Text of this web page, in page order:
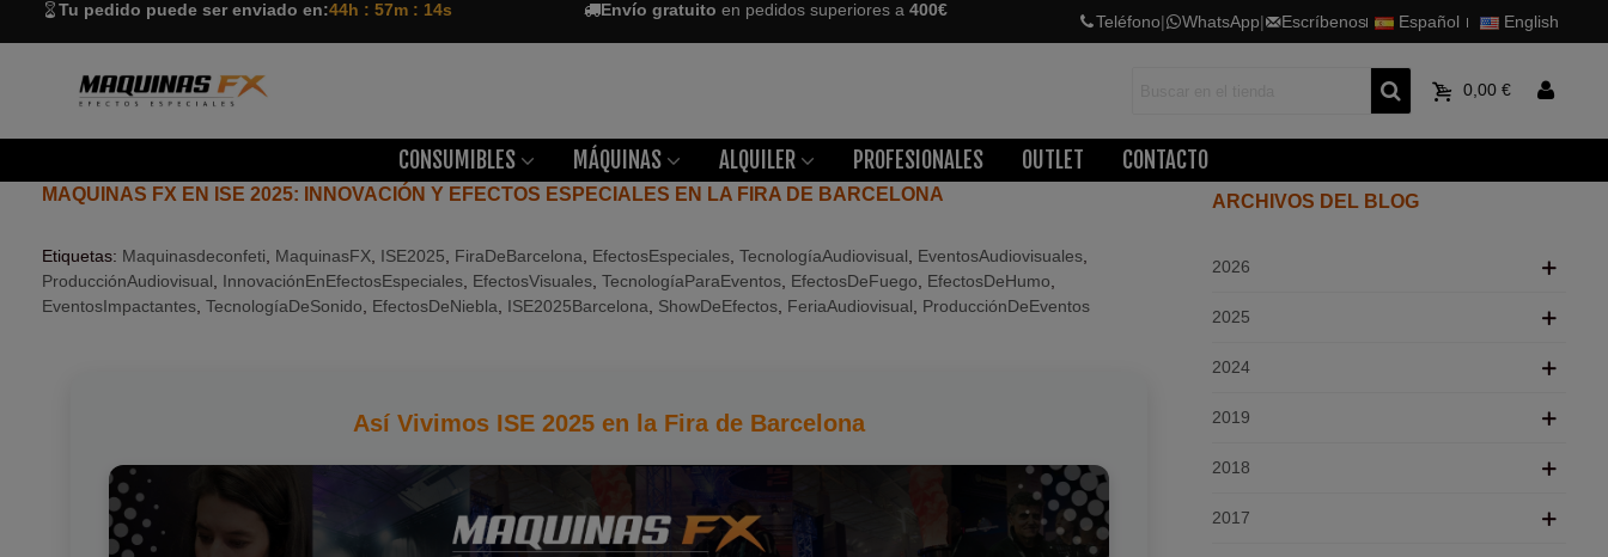
Tu pedido puede ser enviado en:44h : 57m : 14s Envío gratuito en pedidos superiores a 400€
Teléfono| WhatsApp| Escríbenos Español English
0,00 €
CONSUMIBLES MÁQUINAS ALQUILER PROFESIONALES OUTLET CONTACTO
ARCHIVOS DEL BLOG
2026
2025
2024
2019
2018
2017
MAQUINAS FX EN ISE 2025: INNOVACIÓN Y EFECTOS ESPECIALES EN LA FIRA DE BARCELONA
Etiquetas: Maquinasdeconfeti MaquinasFX ISE2025 FiraDeBarcelona EfectosEspeciales ,TecnologíaAudiovisual EventosAudiovisuales
ProducciónAudiovisual
InnovaciónEnEfectosEspeciales EfectosVisuales ,TecnologíaParaEventos EfectosDeFuego EfectosDeHumo
EventosImpactantes ,TecnologíaDeSonido EfectosDeNiebla ISE2025Barcelona ShowDeEfectos FeriaAudiovisual ProducciónDeEventos
Así Vivimos ISE 2025 en la Fira de Barcelona